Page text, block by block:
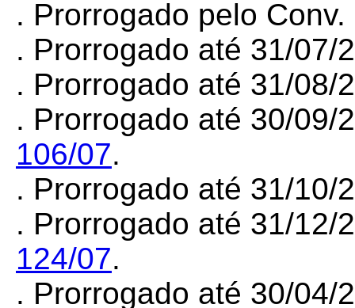
. Prorrogado pelo
. Prorrogado até 31/
. Prorrogado até 31/08/
. Prorrogado até 30/09/
106/07.
. Prorrogado até 31/10/
. Prorrogado até 31/12/
124/07.
. Prorrogado até 30/04/